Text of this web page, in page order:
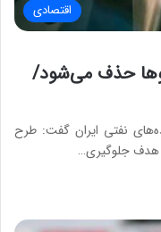
اقتصادی
حذف می‌شود/
نفتی ایران گفت: طرح
هدف جلوگیری…